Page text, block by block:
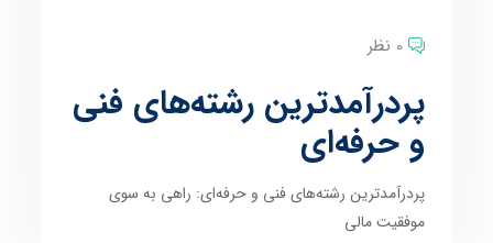
0 نظر
پردرآمدترین رشته‌های فنی
و حرفه‌ای
پردرآمدترین رشته‌های فنی و حرفه‌ای: راهی به سوی
موفقیت مالی